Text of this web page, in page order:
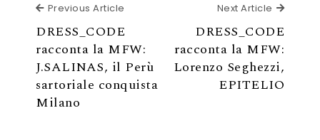
Previous Article
DRESS_CODE
racconta la MFW:
J.SALINAS, il Perù
sartoriale conquista
Milano
Next Article Next
DRESS_CODE
racconta la MFW:
Lorenzo Seghezzi,
EPITELIO